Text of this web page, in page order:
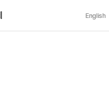
English